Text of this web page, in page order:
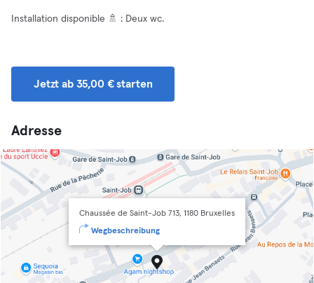
Installation disponible 🚿 : Deux wc.
Jetzt ab 35,00 € starten
Adresse
Chaussée de Saint-Job 713, 1180 Bruxelles
Wegbeschreibung